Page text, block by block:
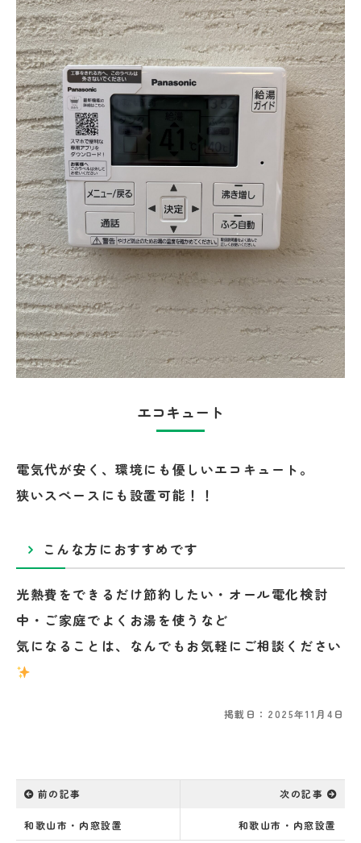
エコキュート
電気代が安く、環境にも優しいエコキュート。
狭いスペースにも設置可能！！
こんな方におすすめです
光熱費をできるだけ節約したい・オール電化検討
中・ご家庭でよくお湯を使うなど
気になることは、なんでもお気軽にご相談ください
掲載日：2025年11月4日
前の記事
和歌山市・内窓設置
次の記事
和歌山市・内窓設置